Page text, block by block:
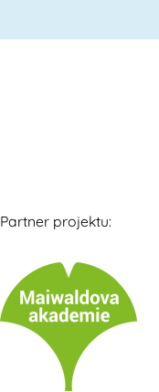
Partner projektu: